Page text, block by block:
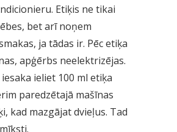
Etiķis ne tikai
bet arī noņem
ja tādas ir. Pēc etiķa
apģērbs neelektrizējas.
ieliet 100 ml etiķa
paredzētajā mašīnas
kad mazgājat dvieļus. Tad